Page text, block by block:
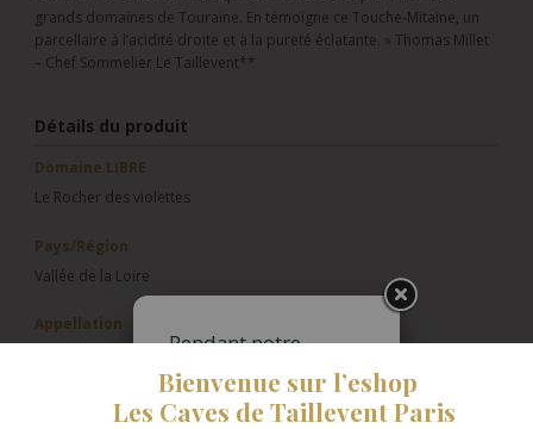
Bienvenue sur l’eshop
Les Caves de Taillevent Paris
grands domaines de Touraine. En témoigne ce Touche-Mitaine, un
parcellaire à l’acidité droite et à la pureté éclatante. » Thomas Millet
– Chef Sommelier Le Taillevent**
Détails du produit
Domaine LIBRE
Le Rocher des violettes
Pays/Région
Vallée de la Loire
Appellation
Pendant notre
fermeture estivale,
vous pouvez
continuer à passer